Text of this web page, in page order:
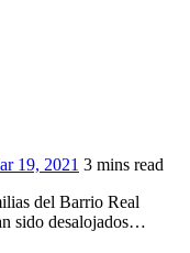
19, 2021 3 mins read
sido desalojados…